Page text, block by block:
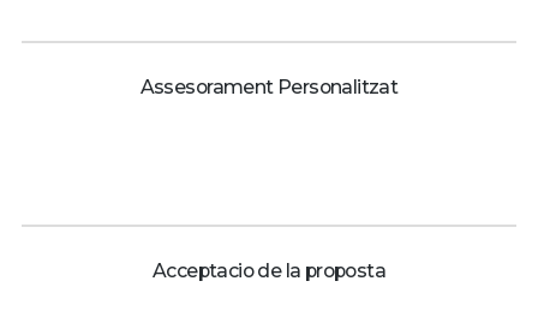
Assesorament Personalitzat
Acceptacio de la proposta